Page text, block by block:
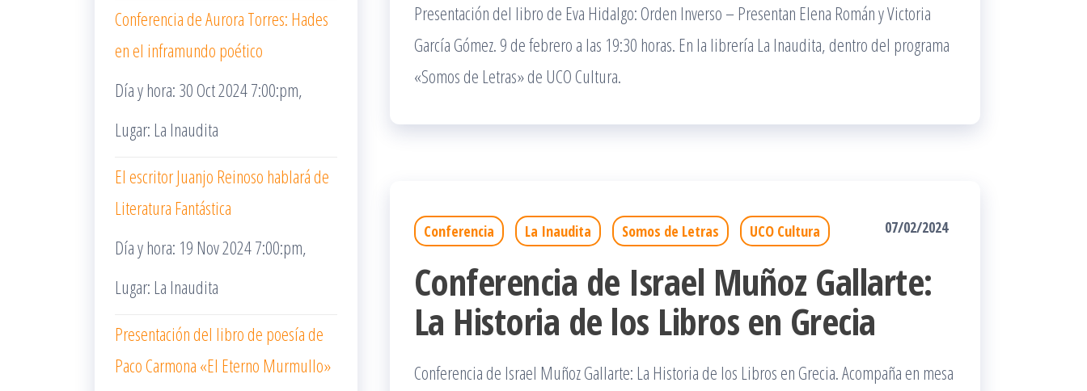
Presentación del libro de Eva Hidalgo: Orden Inverso – Presentan Elena Román y Victoria
García Gómez. 9 de febrero a las 19:30 horas. En la librería La Inaudita, dentro del programa
«Somos de Letras» de UCO Cultura.
Conferencia La Inaudita Somos de Letras UCO Cultura 07/02/2024
Conferencia de Israel Muñoz Gallarte:
La Historia de los Libros en Grecia
Conferencia de Israel Muñoz Gallarte: La Historia de los Libros en Grecia. Acompaña en mesa
Conferencia de Aurora Torres: Hades
en el inframundo poético
Día y hora: 30 Oct 2024 7:00:pm,
Lugar: La Inaudita
El escritor Juanjo Reinoso hablará de
Literatura Fantástica
Día y hora: 19 Nov 2024 7:00:pm,
Lugar: La Inaudita
Presentación del libro de poesía de
Paco Carmona «El Eterno Murmullo»